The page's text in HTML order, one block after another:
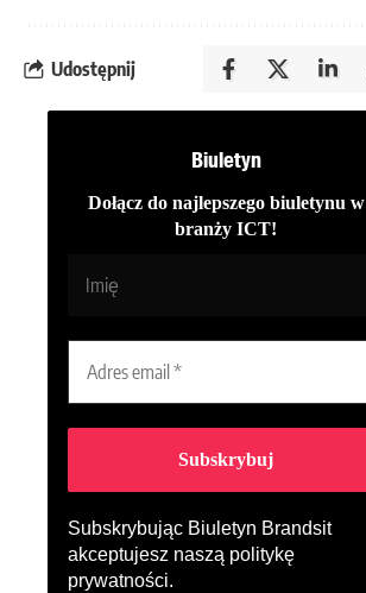
Udostępnij
Biuletyn
Dołącz do najlepszego biuletynu w
branży ICT!
Subskrybując Biuletyn Brandsit
akceptujesz naszą politykę
prywatności.